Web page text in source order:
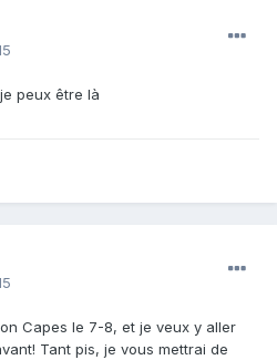
peux être là
Capes le 7-8, et je veux y aller
Tant pis, je vous mettrai de